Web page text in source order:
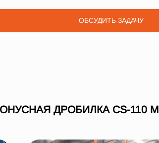
ОБСУДИТЬ ЗАДАЧУ
ДРОБИЛКА СS-110 M